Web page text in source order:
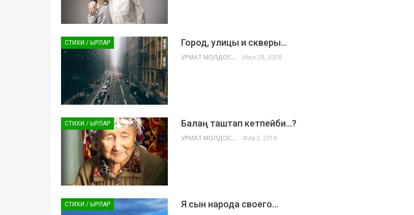
СТИХИ / ЫРЛАР Город, улицы и скверы…
УРМАТ МОЛДОСАНОВ Июл 28, 2018
СТИХИ / ЫРЛАР Балаң таштап кетпейби…?
УРМАТ МОЛДОСАНОВ Фев 2, 2018
СТИХИ / ЫРЛАР Я сын народа своего…